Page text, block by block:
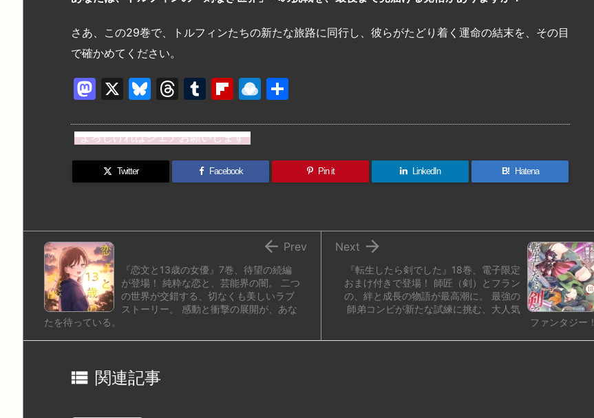
さあ、この29巻で、トルフィンたちの新たな旅路に同行し、彼らがたどり着く運命の結末を、その目
で確かめてください。
M
st
o
d
X
Bl
e
s
k
T
e
a
d
T
m
bl
r
Fl
b
o
ar
R
n
dr
o
よろしければシェアお願いします
Twitter Facebook Pin it LinkedIn B! Hatena
『転生したら剣でした』18巻、電子限定
おまけ付きで登場！ 師匠（剣）とフラン
の、絆と成長の物語が最高潮に。 最強の
師弟コンビが新たな試練に挑む、大人気
ファンタジー！

Next
『恋文と13歳の女優』7巻、待望の続編
が登場！ 純粋な恋と、芸能界の闇。 二つ
の世界が交錯する、切なくも美しいラブ
ストーリー。 感動と衝撃の展開が、あな
たを待っている。
 Prev
 関連記事